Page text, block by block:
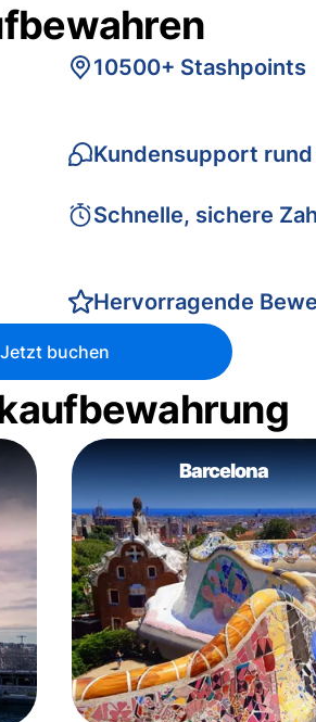
10500+ Stashpoints
Kundensupport
Schnelle, sichere
Hervorragende
Jetzt buchen
Barcelona